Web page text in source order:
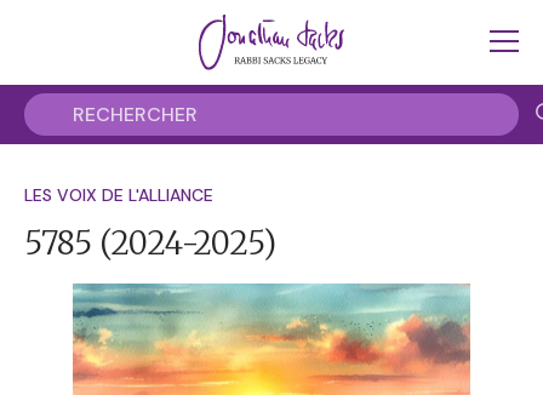
LES VOIX DE L'ALLIANCE
5785 (2024-2025)